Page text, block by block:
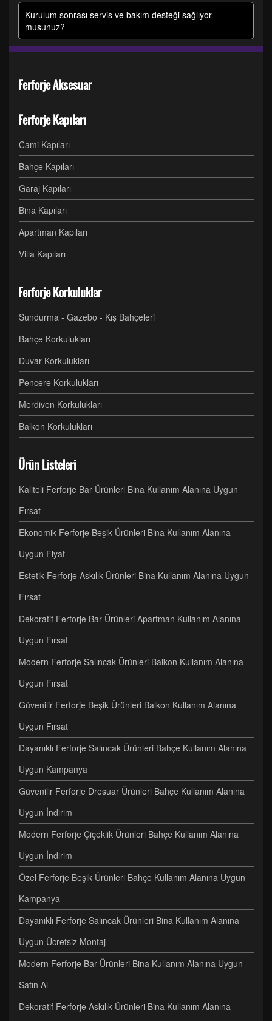
Kurulum sonrası servis ve bakım desteği sağlıyor
musunuz?
Ferforje Aksesuar
Ferforje Kapıları
Cami Kapıları
Bahçe Kapıları
Garaj Kapıları
Bina Kapıları
Apartman Kapıları
Villa Kapıları
Ferforje Korkuluklar
Sundurma - Gazebo - Kış Bahçeleri
Bahçe Korkulukları
Duvar Korkulukları
Pencere Korkulukları
Merdiven Korkulukları
Balkon Korkulukları
Ürün Listeleri
Kaliteli Ferforje Bar Ürünleri Bina Kullanım Alanına Uygun
Fırsat
Ekonomik Ferforje Beşik Ürünleri Bina Kullanım Alanına
Uygun Fiyat
Estetik Ferforje Askılık Ürünleri Bina Kullanım Alanına Uygun
Fırsat
Dekoratif Ferforje Bar Ürünleri Apartman Kullanım Alanına
Uygun Fırsat
Modern Ferforje Salıncak Ürünleri Balkon Kullanım Alanına
Uygun Fırsat
Güvenilir Ferforje Beşik Ürünleri Balkon Kullanım Alanına
Uygun Fırsat
Dayanıklı Ferforje Salıncak Ürünleri Bahçe Kullanım Alanına
Uygun Kampanya
Güvenilir Ferforje Dresuar Ürünleri Bahçe Kullanım Alanına
Uygun İndirim
Modern Ferforje Çiçeklik Ürünleri Bahçe Kullanım Alanına
Uygun İndirim
Özel Ferforje Beşik Ürünleri Bahçe Kullanım Alanına Uygun
Kampanya
Dayanıklı Ferforje Salıncak Ürünleri Bina Kullanım Alanına
Uygun Ücretsiz Montaj
Modern Ferforje Bar Ürünleri Bina Kullanım Alanına Uygun
Satın Al
Dekoratif Ferforje Askılık Ürünleri Bina Kullanım Alanına